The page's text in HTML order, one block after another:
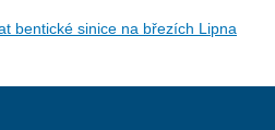
bentické sinice na březích Lipna